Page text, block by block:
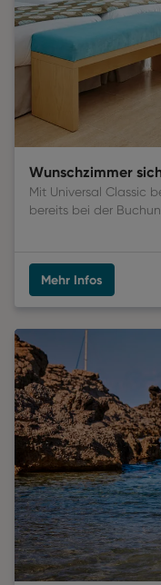
Wunschzimmer
Mit Universal Classic
bereits bei der
Mehr Infos